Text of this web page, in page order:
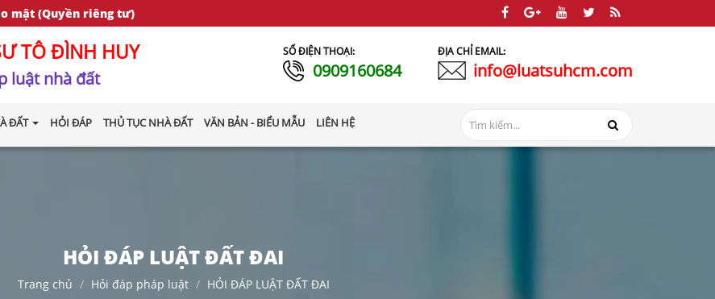
mật (Quyền riêng tư)
TÔ ĐÌNH HUY
luật nhà đất
SỐ ĐIỆN THOẠI:
0909160684
ĐỊA CHỈ EMAIL:
info@luatsuhcm.com
ĐẤT HỎI ĐÁP THỦ TỤC NHÀ ĐẤT VĂN BẢN - BIỂU MẪU LIÊN HỆ
HỎI ĐÁP LUẬT ĐẤT ĐAI
Trang chủ Hỏi đáp pháp luật HỎI ĐÁP LUẬT ĐẤT ĐAI